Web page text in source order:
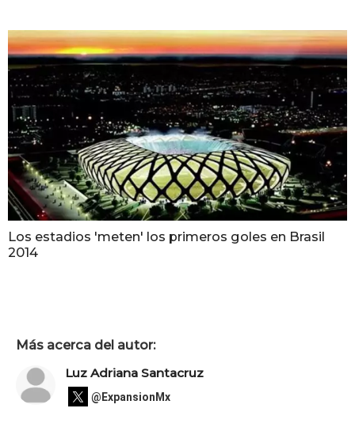
Los estadios 'meten' los primeros goles en Brasil
2014
Más acerca del autor:
Luz Adriana Santacruz
@ExpansionMx